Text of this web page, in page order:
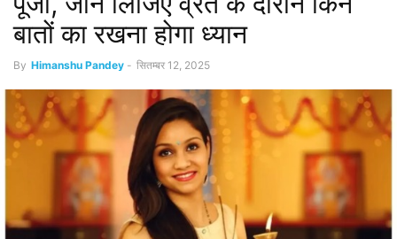
बातों का रखना होगा ध्यान
By Himanshu Pandey - सितम्बर 12, 2025